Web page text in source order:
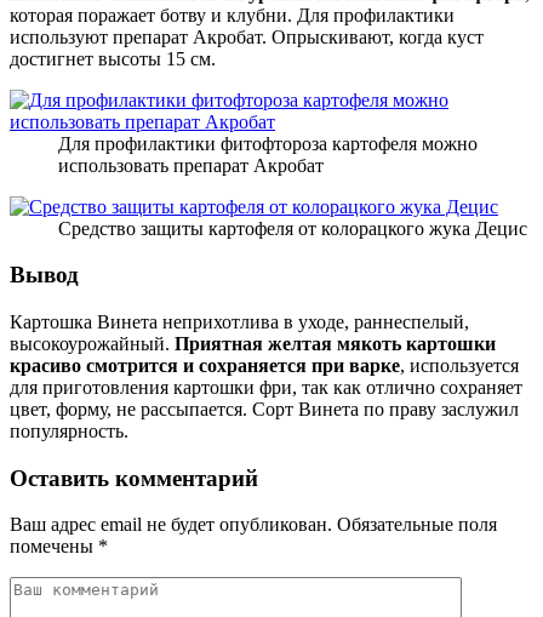
которая поражает ботву и клубни. Для профилактики
используют препарат Акробат. Опрыскивают, когда куст
достигнет высоты 15 см.
Для профилактики фитофтороза картофеля можно
использовать препарат Акробат
Средство защиты картофеля от колорацкого жука Децис
Вывод
Картошка Винета неприхотлива в уходе, раннеспелый,
высокоурожайный. Приятная желтая мякоть картошки
красиво смотрится и сохраняется при варке, используется
для приготовления картошки фри, так как отлично сохраняет
цвет, форму, не рассыпается. Сорт Винета по праву заслужил
популярность.
Оставить комментарий
Ваш адрес email не будет опубликован. Обязательные поля
помечены *